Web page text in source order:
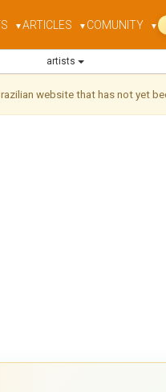
▼ARTICLES ▼ COMUNITY ▼
artists
website that has not yet